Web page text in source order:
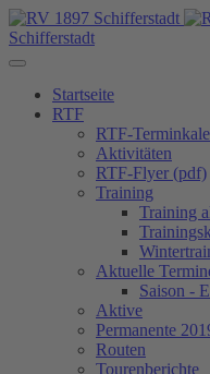
Schifferstadt
Startseite
RTF
RTF-
Aktivitäten
RTF-Flyer (pdf)
Training
Training
Aktuelle
Saison -
Aktive
Permanente
Routen
Tourenberichte